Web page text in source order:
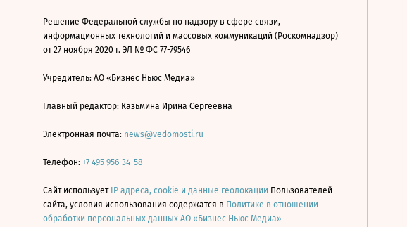
Решение Федеральной службы по надзору в сфере связи,
информационных технологий и массовых коммуникаций (Роскомнадзор)
от 27 ноября 2020 г. ЭЛ № ФС 77-79546
Учредитель: АО «Бизнес Ньюс Медиа»
Главный редактор: Казьмина Ирина Сергеевна
Электронная почта: news@vedomosti.ru
Телефон: +7 495 956-34-58
Сайт использует IP адреса, cookie и данные геолокации Пользователей
сайта, условия использования содержатся в Политике в отношении
обработки персональных данных АО «Бизнес Ньюс Медиа»